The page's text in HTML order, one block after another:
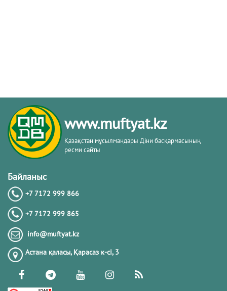
www.muftyat.kz
Қазақстан мұсылмандары Діни басқармасының
ресми сайты
Байланыс
+7 7172 999 866
+7 7172 999 865
info@muftyat.kz
Астана қаласы, Қарасаз к-сi, 3